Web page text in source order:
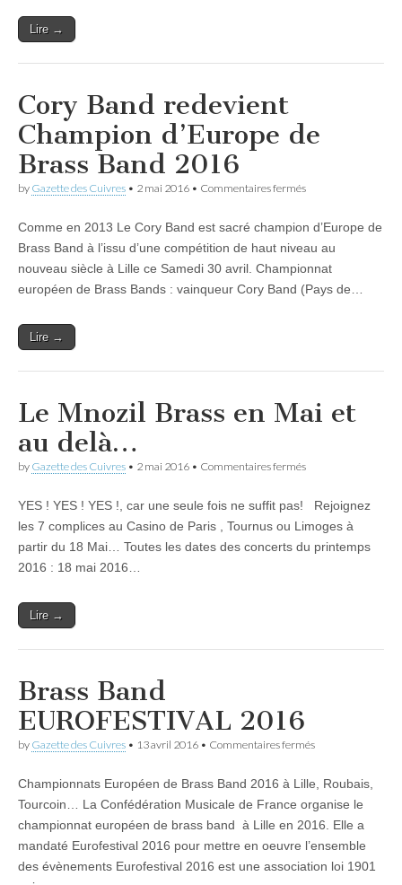
Lire →
Cory Band redevient
Champion d’Europe de
Brass Band 2016
by Gazette des Cuivres • 2 mai 2016 • Commentaires ferméssur
redevient
Champion
de
Brass
Comme en 2013 Le Cory Band est sacré champion d’Europe de
Brass Band à l’issu d’une compétition de haut niveau au
nouveau siècle à Lille ce Samedi 30 avril. Championnat
européen de Brass Bands : vainqueur Cory Band (Pays de…
Lire →
Le Mnozil Brass en Mai et
au delà…
by Gazette des Cuivres • 2 mai 2016 • Commentaires ferméssur
Brass
en
et
YES ! YES ! YES !, car une seule fois ne suffit pas! Rejoignez
les 7 complices au Casino de Paris , Tournus ou Limoges à
partir du 18 Mai… Toutes les dates des concerts du printemps
2016 : 18 mai 2016…
Lire →
Brass Band
EUROFESTIVAL 2016
by Gazette des Cuivres • 13 avril 2016 • Commentaires ferméssur
EUROFESTIVAL
2016
Championnats Européen de Brass Band 2016 à Lille, Roubais,
Tourcoin… La Confédération Musicale de France organise le
championnat européen de brass band à Lille en 2016. Elle a
mandaté Eurofestival 2016 pour mettre en oeuvre l’ensemble
des évènements Eurofestival 2016 est une association loi 1901